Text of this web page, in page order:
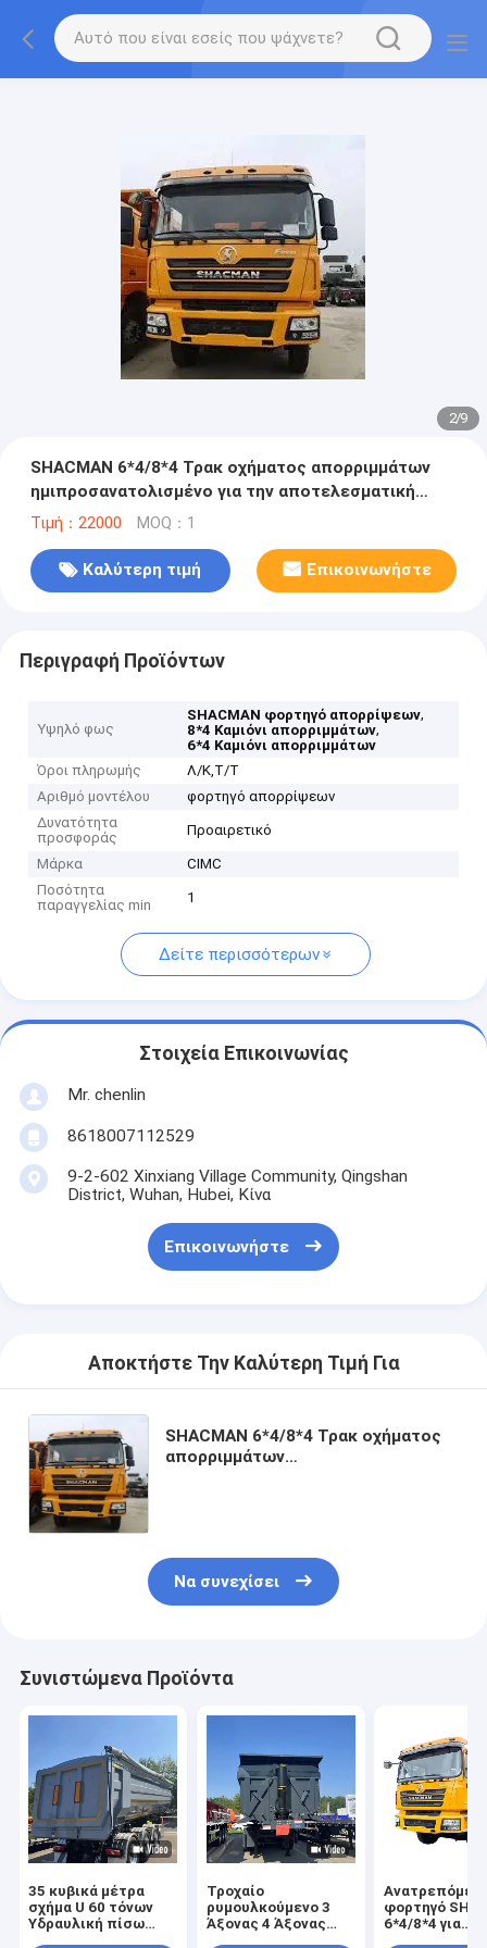
2/9
SHACMAN 6*4/8*4 Τρακ οχήματος απορριμμάτων
ημιπροσανατολισμένο για την αποτελεσματική
μεταφορά χύδην υλικών και αποβλήτων στην
Τιμή：22000 MOQ：1
Καλύτερη τιμή Επικοινωνήστε
Περιγραφή Προϊόντων
Υψηλό φως
SHACMAN φορτηγό απορρίψεων,
8*4 Καμιόνι απορριμμάτων,
6*4 Καμιόνι απορριμμάτων
Όροι πληρωμής
Λ/Κ,Τ/Τ
Αριθμό μοντέλου
φορτηγό απορρίψεων
Δυνατότητα
προσφοράς
Προαιρετικό
Μάρκα
CIMC
Ποσότητα
παραγγελίας min
1
Δείτε περισσότερων
Στοιχεία Επικοινωνίας
Mr. chenlin
8618007112529
9-2-602 Xinxiang Village Community, Qingshan
District, Wuhan, Hubei, Κίνα
Επικοινωνήστε
Αποκτήστε Την Καλύτερη Τιμή Για
SHACMAN 6*4/8*4 Τρακ οχήματος
απορριμμάτων
Να συνεχίσει
Συνιστώμενα Προϊόντα
35 κυβικά μέτρα
σχήμα U 60 τόνων
Υδραυλική πίσω
Τροχαίο
ρυμουλκούμενο 3
Άξονας 4 Άξονας
φορτηγό
6*4/8*4 για